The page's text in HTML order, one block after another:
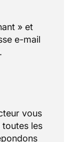
» et
e-mail
vous
les